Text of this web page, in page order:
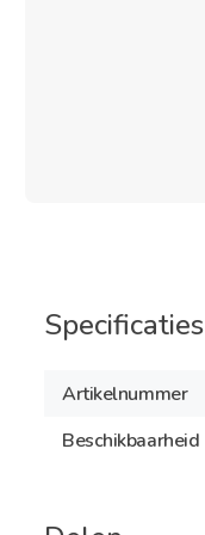
Specificaties
Artikelnummer
Beschikbaarheid